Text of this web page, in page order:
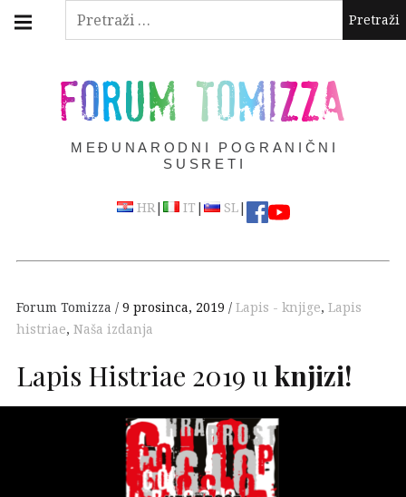
Pretraži:
Skip
FORUM TOMIZZA
MEĐUNARODNI POGRANIČNI
SUSRETI
HR| IT | SL|
navigation
Forum Tomizza 9 prosinca, 2019 Lapis - knjige, Lapis
histriae, Naša izdanja
Lapis Histriae 2019 u knjizi!